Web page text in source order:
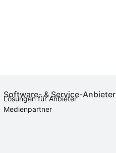
Software- & Service-Anbieter
Lösungen für Anbieter
Medienpartner